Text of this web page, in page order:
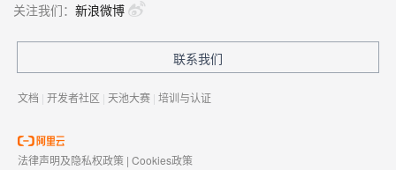
关注我们： 新浪微博
联系我们
文档 | 开发者社区 | 天池大赛 | 培训与认证
法律声明及隐私权政策 | Cookies政策